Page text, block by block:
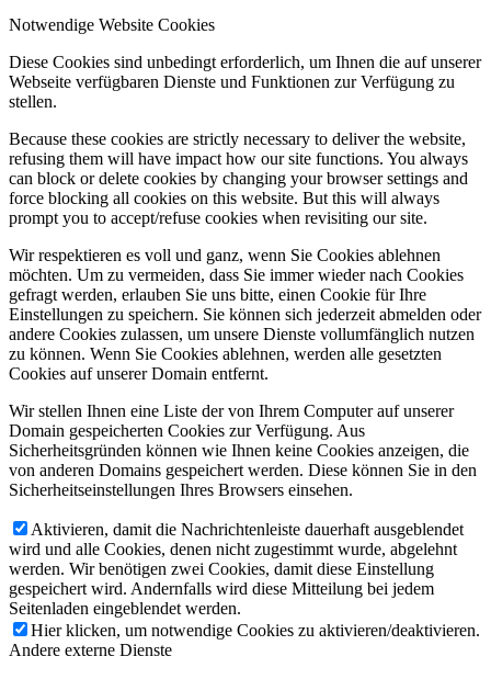
Notwendige Website Cookies
Diese Cookies sind unbedingt erforderlich, um Ihnen die auf unserer
Webseite verfügbaren Dienste und Funktionen zur Verfügung zu
stellen.
Because these cookies are strictly necessary to deliver the website,
refusing them will have impact how our site functions. You always
can block or delete cookies by changing your browser settings and
force blocking all cookies on this website. But this will always
prompt you to accept/refuse cookies when revisiting our site.
Wir respektieren es voll und ganz, wenn Sie Cookies ablehnen
möchten. Um zu vermeiden, dass Sie immer wieder nach Cookies
gefragt werden, erlauben Sie uns bitte, einen Cookie für Ihre
Einstellungen zu speichern. Sie können sich jederzeit abmelden oder
andere Cookies zulassen, um unsere Dienste vollumfänglich nutzen
zu können. Wenn Sie Cookies ablehnen, werden alle gesetzten
Cookies auf unserer Domain entfernt.
Wir stellen Ihnen eine Liste der von Ihrem Computer auf unserer
Domain gespeicherten Cookies zur Verfügung. Aus
Sicherheitsgründen können wie Ihnen keine Cookies anzeigen, die
von anderen Domains gespeichert werden. Diese können Sie in den
Sicherheitseinstellungen Ihres Browsers einsehen.
Aktivieren, damit die Nachrichtenleiste dauerhaft ausgeblendet
wird und alle Cookies, denen nicht zugestimmt wurde, abgelehnt
werden. Wir benötigen zwei Cookies, damit diese Einstellung
gespeichert wird. Andernfalls wird diese Mitteilung bei jedem
Seitenladen eingeblendet werden.
Hier klicken, um notwendige Cookies zu aktivieren/deaktivieren.
Andere externe Dienste